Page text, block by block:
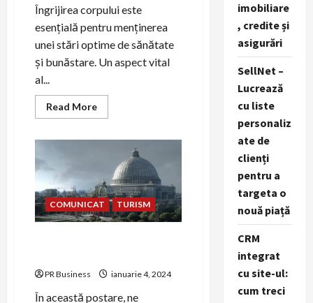
Îngrijirea corpului este
esențială pentru menținerea
unei stări optime de sănătate
și bunăstare. Un aspect vital
al...
Read MoreRead
more
Sectoarele
Relaxare
și
Terapie
COMUNICAT TURISM
PR Business ianuarie 4, 2024
În această postare, ne
imobiliare
, credite și
asigurări
SellNet –
Lucrează
cu liste
personaliz
ate de
clienți
pentru a
targeta o
nouă piață
CRM
integrat
cu site-ul:
cum treci